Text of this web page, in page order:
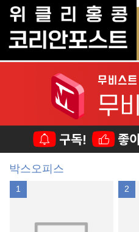
박스오피스
1 2